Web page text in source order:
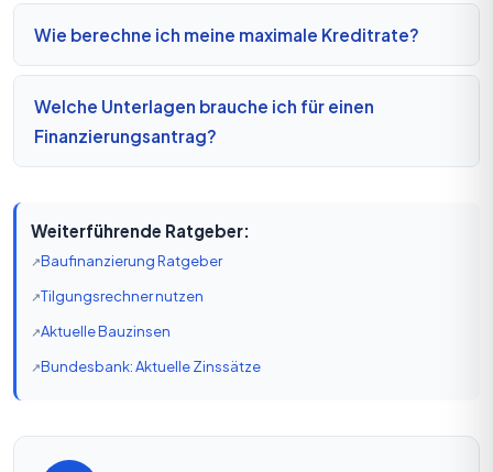
Wie berechne ich meine maximale Kreditrate?
Welche Unterlagen brauche ich für einen
Finanzierungsantrag?
Weiterführende Ratgeber:
Baufinanzierung Ratgeber
Tilgungsrechner nutzen
Aktuelle Bauzinsen
Bundesbank: Aktuelle Zinssätze